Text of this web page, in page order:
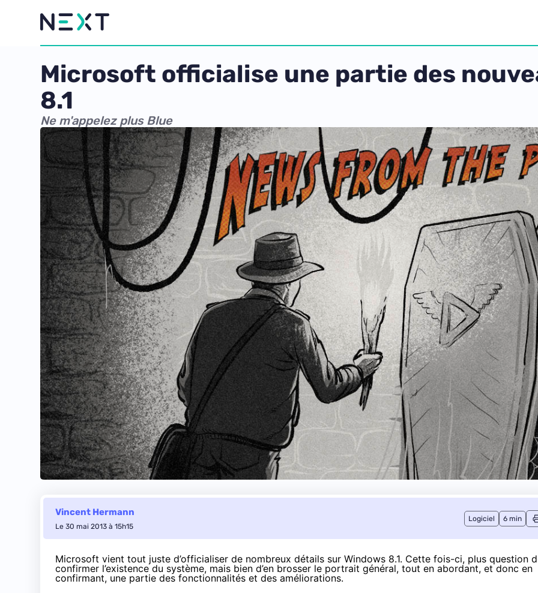
Microsoft officialise une partie des
8.1
Ne m'appelez plus Blue
Vincent Hermann
Le 30 mai 2013 à 15h15
Logiciel 6 min
Microsoft vient tout juste d’officialiser de nombreux détails sur Windows 8.1. Cette fois-ci, plus question
confirmer l’existence du système, mais bien d’en brosser le portrait général, tout en abordant, et donc en
confirmant, une partie des fonctionnalités et des améliorations.